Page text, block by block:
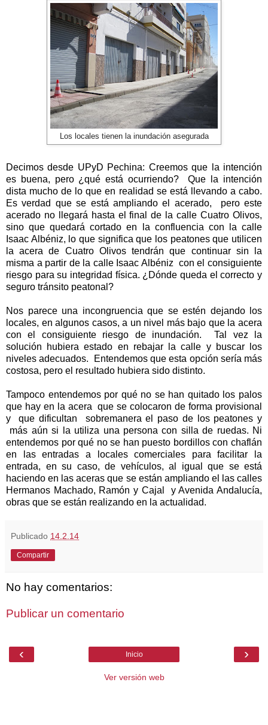
Los locales tienen la inundación asegurada
Decimos desde UPyD Pechina: Creemos que la intención
es buena, pero ¿qué está ocurriendo? Que la intención
dista mucho de lo que en realidad se está llevando a cabo.
Es verdad que se está ampliando el acerado, pero este
acerado no llegará hasta el final de la calle Cuatro Olivos,
sino que quedará cortado en la confluencia con la calle
Isaac Albéniz, lo que significa que los peatones que utilicen
la acera de Cuatro Olivos tendrán que continuar sin la
misma a partir de la calle Isaac Albéniz con el consiguiente
riesgo para su integridad física. ¿Dónde queda el correcto y
seguro tránsito peatonal?
Nos parece una incongruencia que se estén dejando los
locales, en algunos casos, a un nivel más bajo que la acera
con el consiguiente riesgo de inundación. Tal vez la
solución hubiera estado en rebajar la calle y buscar los
niveles adecuados. Entendemos que esta opción sería más
costosa, pero el resultado hubiera sido distinto.
Tampoco entendemos por qué no se han quitado los palos
que hay en la acera que se colocaron de forma provisional
y que dificultan sobremanera el paso de los peatones y
más aún si la utiliza una persona con silla de ruedas. Ni
entendemos por qué no se han puesto bordillos con chaflán
en las entradas a locales comerciales para facilitar la
entrada, en su caso, de vehículos, al igual que se está
haciendo en las aceras que se están ampliando el las calles
Hermanos Machado, Ramón y Cajal y Avenida Andalucía,
obras que se están realizando en la actualidad.
Publicado 14.2.14
Compartir
No hay comentarios:
Publicar un comentario
‹ ›
Inicio
Ver versión web